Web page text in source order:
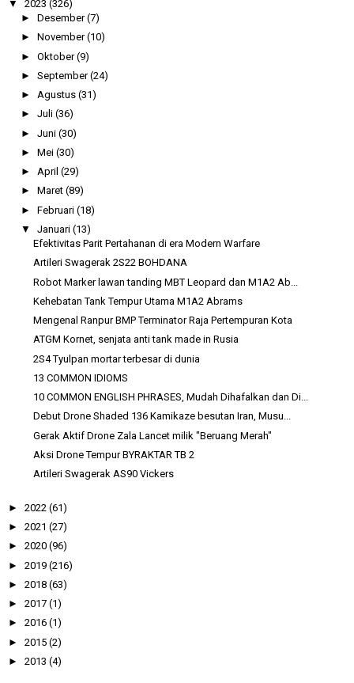
▼ 2023 (326)
► Desember(7)
► November(10)
► Oktober(9)
► September(24)
► Agustus (31)
► Juli (36)
► Juni (30)
► Mei (30)
► April (29)
► Maret (89)
► Februari (18)
▼ Januari (13)
Efektivitas Parit Pertahanan di era Modern Warfare
Artileri Swagerak 2S22 BOHDANA
Robot Marker lawan tanding MBT Leopard dan M1A2 Ab...
Kehebatan Tank Tempur Utama M1A2 Abrams
Mengenal Ranpur BMP Terminator Raja Pertempuran Kota
ATGM Kornet, senjata anti tank made in Rusia
2S4 Tyulpan mortar terbesar di dunia
13 COMMON IDIOMS
10 COMMON ENGLISH PHRASES, Mudah Dihafalkan dan Di...
Debut Drone Shaded 136 Kamikaze besutan Iran, Musu...
Gerak Aktif Drone Zala Lancet milik "Beruang Merah"
Aksi Drone Tempur BYRAKTAR TB 2
Artileri Swagerak AS90 Vickers
► 2022 (61)
► 2021 (27)
► 2020 (96)
► 2019 (216)
► 2018 (63)
► 2017 (1)
► 2016 (1)
► 2015 (2)
► 2013 (4)